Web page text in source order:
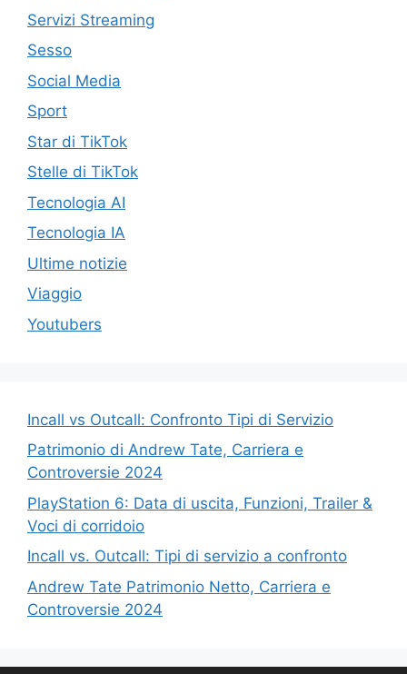
Servizi Streaming
Sesso
Social Media
Sport
Star di TikTok
Stelle di TikTok
Tecnologia AI
Tecnologia IA
Ultime notizie
Viaggio
Youtubers
Incall vs Outcall: Confronto Tipi di Servizio
Patrimonio di Andrew Tate, Carriera e
Controversie 2024
PlayStation 6: Data di uscita, Funzioni, Trailer &
Voci di corridoio
Incall vs. Outcall: Tipi di servizio a confronto
Andrew Tate Patrimonio Netto, Carriera e
Controversie 2024